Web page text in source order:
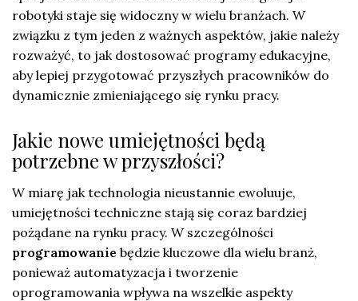
robotyki staje się widoczny w wielu branżach. W
związku z tym jeden z ważnych aspektów, jakie należy
rozważyć, to jak dostosować programy edukacyjne,
aby lepiej przygotować przyszłych pracowników do
dynamicznie zmieniającego się rynku pracy.
Jakie nowe umiejętności będą
potrzebne w przyszłości?
W miarę jak technologia nieustannie ewoluuje,
umiejętności techniczne stają się coraz bardziej
pożądane na rynku pracy. W szczególności
programowanie będzie kluczowe dla wielu branż,
ponieważ automatyzacja i tworzenie
oprogramowania wpływa na wszelkie aspekty